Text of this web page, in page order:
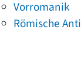
Vorromanik
Römische